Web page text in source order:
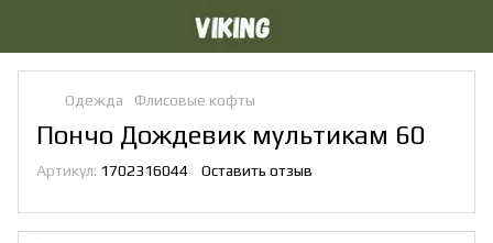
Одежда Флисовые кофты
Пончо Дождевик мультикам 60
Артикул: 1702316044 Оставить отзыв